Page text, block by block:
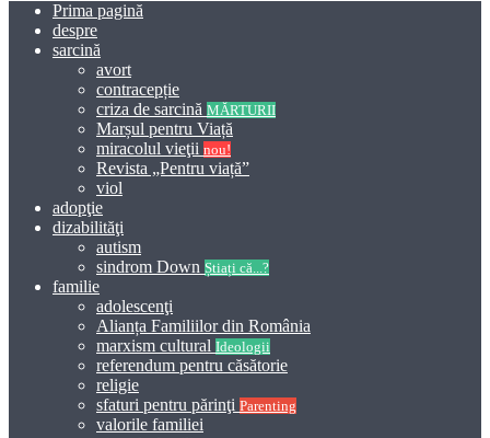
Prima pagină
despre
sarcină
avort
contracepție
criza de sarcină MĂRTURII
Marșul pentru Viață
miracolul vieţii nou!
Revista „Pentru viață”
viol
adopţie
dizabilităţi
autism
sindrom Down Știați că...?
familie
adolescenţi
Alianța Familiilor din România
marxism cultural Ideologii
referendum pentru căsătorie
religie
sfaturi pentru părinţi Parenting
valorile familiei